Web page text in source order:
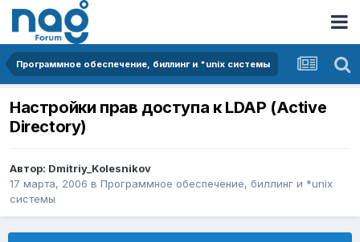
Программное обеспечение, биллинг и *unix системы
Настройки прав доступа к LDAP (Active
Directory)
Автор: Dmitriy_Kolesnikov
17 марта, 2006 в Программное обеспечение, биллинг и *unix
системы